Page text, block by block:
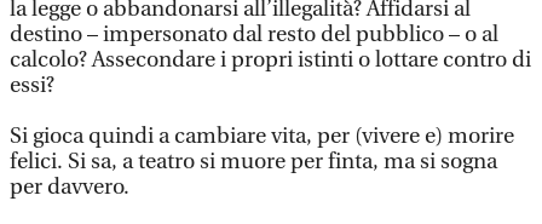
la legge o abbandonarsi all’illegalità? Affidarsi al
destino – impersonato dal resto del pubblico – o al
calcolo? Assecondare i propri istinti o lottare contro di
essi?
Si gioca quindi a cambiare vita, per (vivere e) morire
felici. Si sa, a teatro si muore per finta, ma si sogna
per davvero.